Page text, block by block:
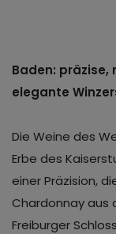
Baden: präzise,
elegante
Die Weine des
Erbe des
einer Präzision,
Chardonnay aus
Freiburger